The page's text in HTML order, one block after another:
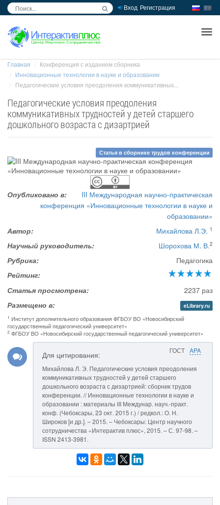
Вход Регистрация
Главная
Конференция с изданием сборника
Инновационные технологии в науке и образовании
Педагогические условия преодоления коммуникативных...
Педагогические условия преодоления
коммуникативных трудностей у детей старшего
дошкольного возраста с дизартрией
Статья в сборнике трудов конференции
Опубликовано в:
III Международная научно-практическая
конференция «Инновационные технологии в науке и
образовании»
Автор:
Михайлова Л.Э. 1
Научный руководитель: Шорохова М. В.2
Рубрика:
Педагогика
Рейтинг:
Статья просмотрена:
2237 раз
Размещено в:
eLibrary.ru
1 Институт дополнительного образования ФГБОУ ВО «Новосибирский
государственный педагогический университет»
2 ФГБОУ ВО «Новосибирский государственный педагогический университет»
ГОСТ APA
Для цитирования:
Михайлова Л. Э. Педагогические условия преодоления
коммуникативных трудностей у детей старшего
дошкольного возраста с дизартрией: сборник трудов
конференции. // Инновационные технологии в науке и
образовании : материалы III Междунар. науч.-практ.
конф. (Чебоксары, 23 окт. 2015 г.) / редкол.: О. Н.
Широков [и др.]. – 2015. – Чебоксары: Центр научного
сотрудничества «Интерактив плюс», 2015. – С. 97-98. –
ISSN 2413-3981.